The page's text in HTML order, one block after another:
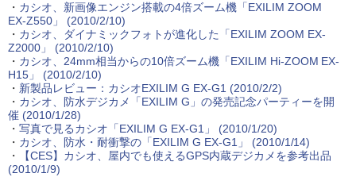
・ カシオ、新画像エンジン搭載の4倍ズーム機「EXILIM ZOOM
EX-Z550」 (2010/2/10)
・ カシオ、ダイナミックフォトが進化した「EXILIM ZOOM EX-
Z2000」 (2010/2/10)
・ カシオ、24mm相当からの10倍ズーム機「EXILIM Hi-ZOOM EX-
H15」 (2010/2/10)
・ 新製品レビュー：カシオEXILIM G EX-G1 (2010/2/2)
・ カシオ、防水デジカメ「EXILIM G」の発売記念パーティーを開
催 (2010/1/28)
・ 写真で見るカシオ「EXILIM G EX-G1」 (2010/1/20)
・ カシオ、防水・耐衝撃の「EXILIM G EX-G1」 (2010/1/14)
・
【CES】カシオ、屋内でも使えるGPS内蔵デジカメを参考出品
(2010/1/9)